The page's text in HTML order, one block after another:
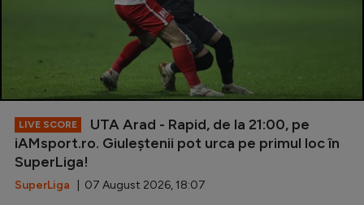
LIVE SCORE
UTA Arad - Rapid, de la 21:00, pe
iAMsport.ro. Giuleștenii pot urca pe primul loc în
SuperLiga!
SuperLiga | 07 August 2026, 18:07